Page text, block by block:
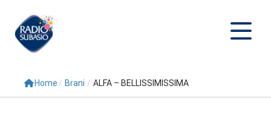
Cerca
Home / Brani / ALFA – BELLISSIMISSIMA